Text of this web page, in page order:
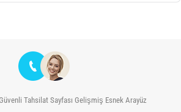
Tahsilat Sayfası Gelişmiş Esnek Arayüz